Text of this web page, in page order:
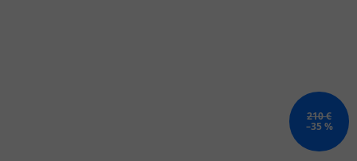
210 €
–35 %